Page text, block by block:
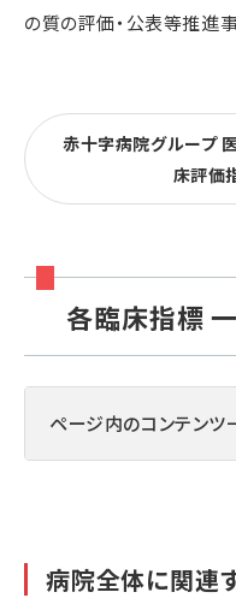
の質の評価・公表等推進事
赤十字病院グループ
床評価
各臨床指標
ページ内のコンテンツ
病院全体に関連